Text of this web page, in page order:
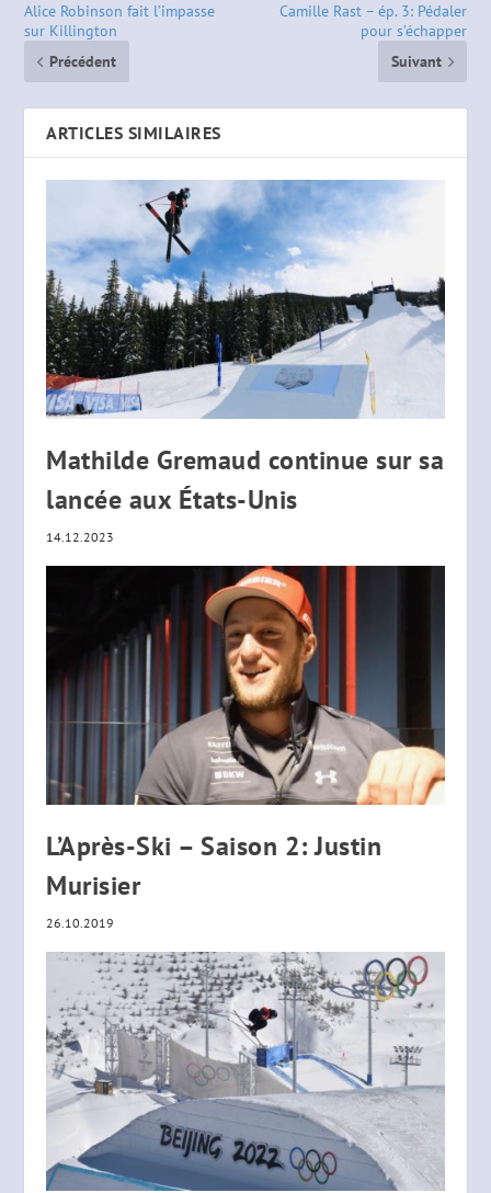
Alice Robinson fait l’impasse
sur Killington
Précédent
Camille Rast – ép. 3: Pédaler
pour s’échapper
Suivant
ARTICLES SIMILAIRES
Mathilde Gremaud continue sur sa
lancée aux États-Unis
14.12.2023
L’Après-Ski – Saison 2: Justin
Murisier
26.10.2019